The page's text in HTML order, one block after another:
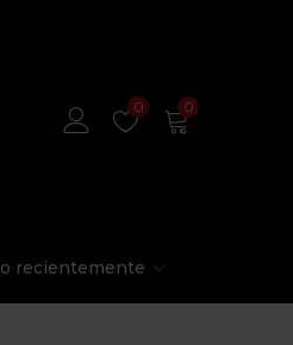
0 0
recientemente